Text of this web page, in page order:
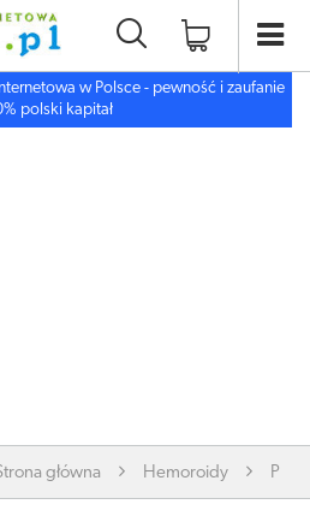
w Polsce - pewność i zaufanie
polski kapitał
główna Hemoroidy